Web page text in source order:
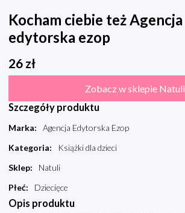
Kocham ciebie też Agencja
edytorska ezop
26 zł
Zobacz w sklepie Natuli
Szczegóły produktu
Marka:
Agencja Edytorska Ezop
Kategoria:
Książki dla dzieci
Sklep:
Natuli
Płeć: Dziecięce
Opis produktu